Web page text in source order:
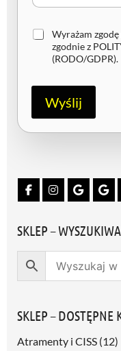
Z
Wyrażam
zgodnie z
(RODO/GDPR).
Wyślij
SKLEP –
SKLEP – DOSTĘPNE
Atramenty i CISS (12)